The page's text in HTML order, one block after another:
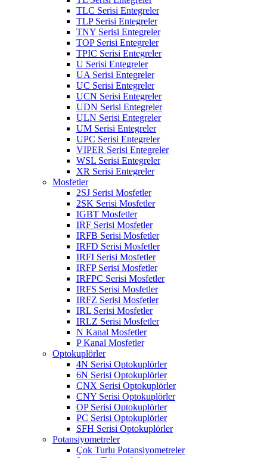
TLC Serisi Entegreler
TLP Serisi Entegreler
TNY Serisi Entegreler
TOP Serisi Entegreler
TPIC Serisi Entegreler
U Serisi Entegreler
UA Serisi Entegreler
UC Serisi Entegreler
UCN Serisi Entegreler
UDN Serisi Entegreler
ULN Serisi Entegreler
UM Serisi Entegreler
UPC Serisi Entegreler
VIPER Serisi Entegreler
WSL Serisi Entegreler
XR Serisi Entegreler
Mosfetler
2SJ Serisi Mosfetler
2SK Serisi Mosfetler
IGBT Mosfetler
IRF Serisi Mosfetler
IRFB Serisi Mosfetler
IRFD Serisi Mosfetler
IRFI Serisi Mosfetler
IRFP Serisi Mosfetler
IRFPC Serisi Mosfetler
IRFS Serisi Mosfetler
IRFZ Serisi Mosfetler
IRL Serisi Mosfetler
IRLZ Serisi Mosfetler
N Kanal Mosfetler
P Kanal Mosfetler
Optokuplörler
4N Serisi Optokuplörler
6N Serisi Optokuplörler
CNX Serisi Optokuplörler
CNY Serisi Optokuplörler
OP Serisi Optokuplörler
PC Serisi Optokuplörler
SFH Serisi Optokuplörler
Potansiyometreler
Çok Turlu Potansiyometreler